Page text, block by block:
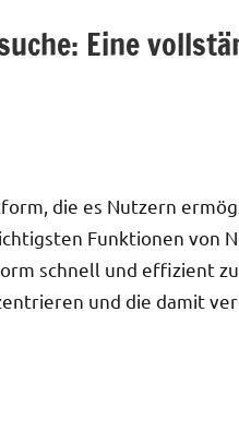
Eine
die es Nutzern
Funktionen von
schnell und effizient
und die damit